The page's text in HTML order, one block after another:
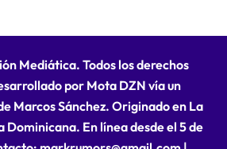
Mediática. Todos los derechos
por Mota DZN vía un
Marcos Sánchez. Originado en La
Dominicana. En línea desde el 5 de